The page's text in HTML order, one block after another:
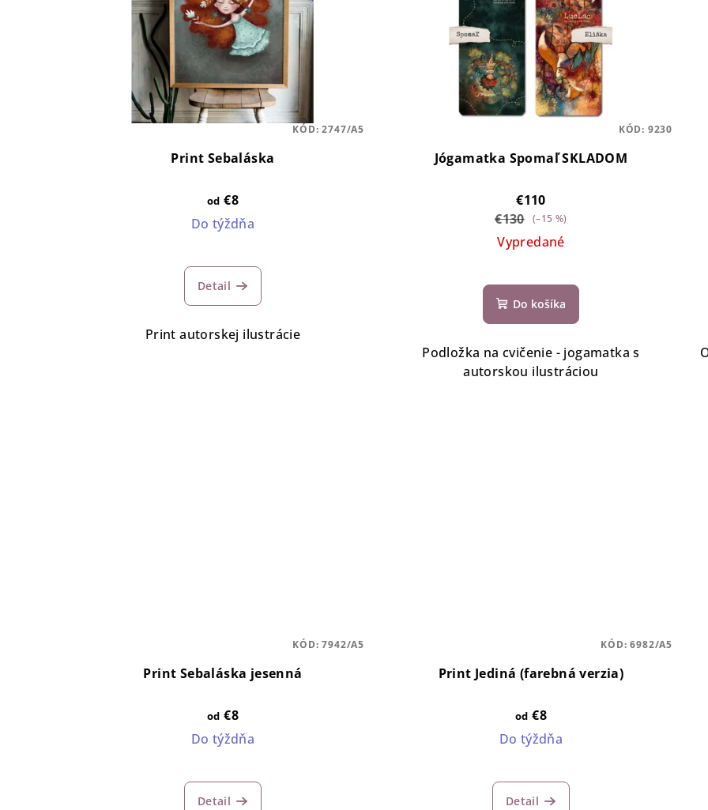
Print Sebaláska
od €8
Do týždňa
Detail
Print autorskej ilustrácie
KÓD:2747/A5
Jógamatka Spomaľ SKLADOM
€110
€130 (–15 %)
Vypredané
Do košíka
Podložka na cvičenie - jogamatka s
autorskou ilustráciou
KÓD: 9230
Print Sebaláska jesenná
od €8
Do týždňa
Detail
KÓD:7942/A5
Print Jediná (farebná verzia)
od €8
Do týždňa
Detail
KÓD:6982/A5